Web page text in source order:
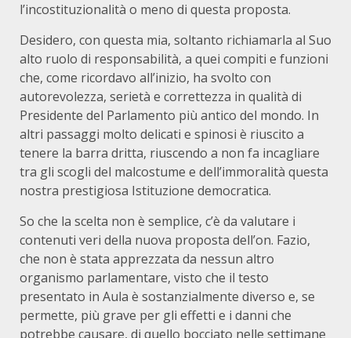
l’incostituzionalità o meno di questa proposta.
Desidero, con questa mia, soltanto richiamarla al Suo
alto ruolo di responsabilità, a quei compiti e funzioni
che, come ricordavo all’inizio, ha svolto con
autorevolezza, serietà e correttezza in qualità di
Presidente del Parlamento più antico del mondo. In
altri passaggi molto delicati e spinosi è riuscito a
tenere la barra dritta, riuscendo a non fa incagliare
tra gli scogli del malcostume e dell’immoralità questa
nostra prestigiosa Istituzione democratica.
So che la scelta non è semplice, c’è da valutare i
contenuti veri della nuova proposta dell’on. Fazio,
che non è stata apprezzata da nessun altro
organismo parlamentare, visto che il testo
presentato in Aula è sostanzialmente diverso e, se
permette, più grave per gli effetti e i danni che
potrebbe causare, di quello bocciato nelle settimane